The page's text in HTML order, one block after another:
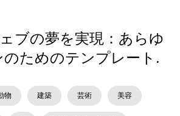
ブの夢を実現：あらゆ
のためのテンプレート.
物 建築 芸術 美容